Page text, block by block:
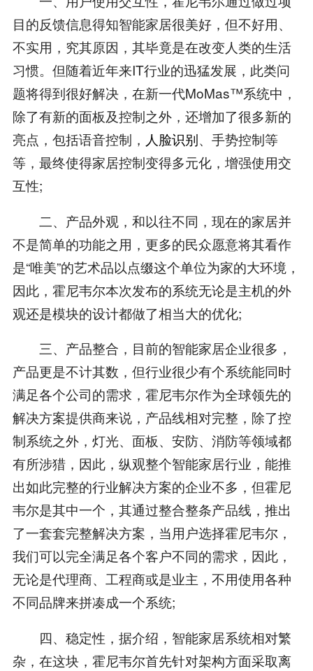
目的反馈信息得知智能家居很美好，但不好用、
不实用，究其原因，其毕竟是在改变人类的生活
习惯。但随着近年来IT行业的迅猛发展，此类问
题将得到很好解决，在新一代MoMas™系统中，
除了有新的面板及控制之外，还增加了很多新的
亮点，包括语音控制， 人脸识别、手势控制等
等，最终使得家居控制变得多元化，增强使用交
互性;
二、产品外观，和以往不同，现在的家居并
不是简单的功能之用，更多的民众愿意将其看作
是“唯美”的艺术品以点缀这个单位为家的大环境，
因此，霍尼韦尔本次发布的系统无论是主机的外
观还是模块的设计都做了相当大的优化;
三、产品整合，目前的智能家居企业很多，
产品更是不计其数，但行业很少有个系统能同时
满足各个公司的需求，霍尼韦尔作为全球领先的
解决方案提供商来说，产品线相对完整，除了控
制系统之外，灯光、面板、安防、消防等领域都
有所涉猎，因此，纵观整个智能家居行业，能推
出如此完整的行业解决方案的企业不多，但霍尼
韦尔是其中一个，其通过整合整条产品线，推出
了一套套完整解决方案，当用户选择霍尼韦尔，
我们可以完全满足各个客户不同的需求，因此，
无论是代理商、工程商或是业主，不用使用各种
不同品牌来拼凑成一个系统;
四、稳定性，据介绍，智能家居系统相对繁
杂，在这块，霍尼韦尔首先针对架构方面采取离